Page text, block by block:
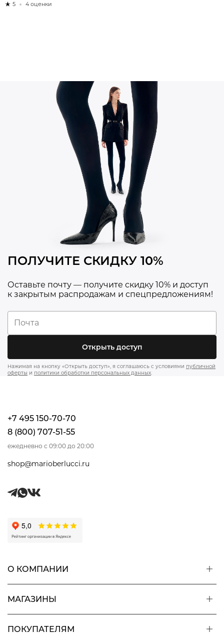
5
4 оценки
ПОЛУЧИТЕ СКИДКУ 10%
Оставьте почту — получите скидку 10% и доступ
к закрытым распродажам и спецпредложениям!
Открыть доступ
Нажимая на кнопку «Открыть доступ», я соглашаюсь с условиями публичной
оферты и политики обработки персональных данных.
+7 495 150-70-70
8 (800) 707-51-55
ежедневно с 09:00 до 20:00
shop@marioberlucci.ru
О КОМПАНИИ
МАГАЗИНЫ
ПОКУПАТЕЛЯМ